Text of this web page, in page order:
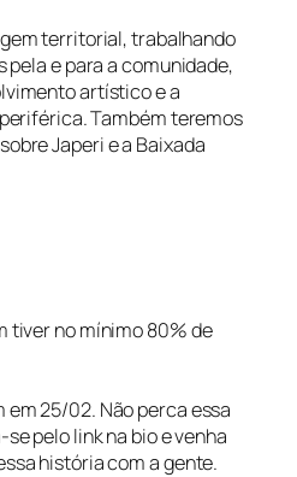
territorial, trabalhando
e para a comunidade,
artístico e a
Também teremos
Japeri e a Baixada
tiver no mínimo 80% de
25/02. Não perca essa
pelo link na bio e venha
história com a gente.